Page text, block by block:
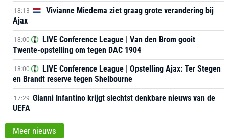
18:13
Vivianne Miedema ziet graag grote verandering bij
Ajax
18:00
LIVE Conference League | Van den Brom gooit
Twente-opstelling om tegen DAC 1904
18:00
LIVE Conference League | Opstelling Ajax: Ter Stegen
en Brandt reserve tegen Shelbourne
17:29 Gianni Infantino krijgt slechtst denkbare nieuws van de
UEFA
Meer nieuws